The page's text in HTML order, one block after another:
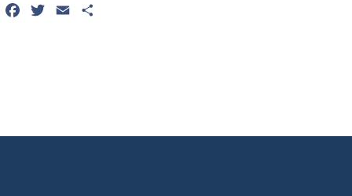
Facebook
Twitter
Email